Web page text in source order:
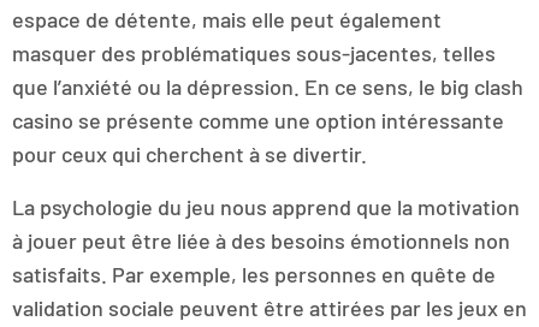
espace de détente, mais elle peut également
masquer des problématiques sous-jacentes, telles
que l’anxiété ou la dépression. En ce sens, le big clash
casino se présente comme une option intéressante
pour ceux qui cherchent à se divertir.
La psychologie du jeu nous apprend que la motivation
à jouer peut être liée à des besoins émotionnels non
satisfaits. Par exemple, les personnes en quête de
validation sociale peuvent être attirées par les jeux en